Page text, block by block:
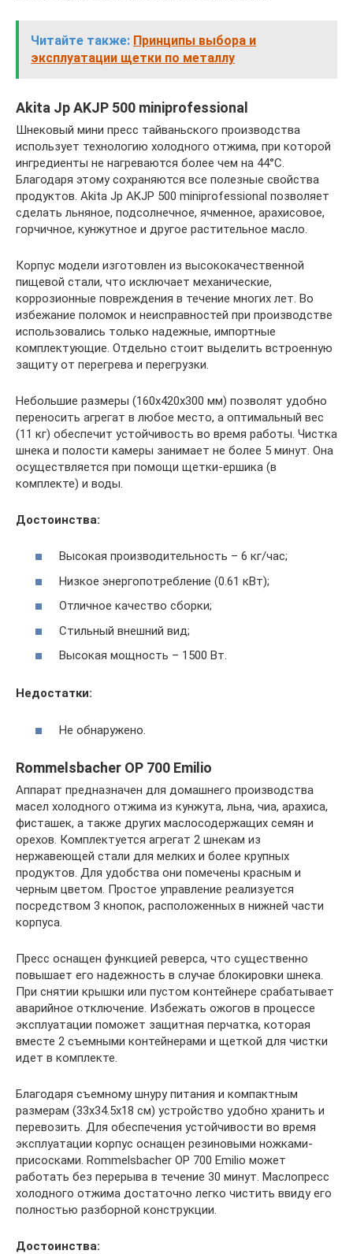
Читайте также: Принципы выбора и
эксплуатации щетки по металлу
Akita Jp AKJP 500 miniprofessional
Шнековый мини пресс тайваньского производства
использует технологию холодного отжима, при которой
ингредиенты не нагреваются более чем на 44°С.
Благодаря этому сохраняются все полезные свойства
продуктов. Akita Jp AKJP 500 miniprofessional позволяет
сделать льняное, подсолнечное, ячменное, арахисовое,
горчичное, кунжутное и другое растительное масло.
Корпус модели изготовлен из высококачественной
пищевой стали, что исключает механические,
коррозионные повреждения в течение многих лет. Во
избежание поломок и неисправностей при производстве
использовались только надежные, импортные
комплектующие. Отдельно стоит выделить встроенную
защиту от перегрева и перегрузки.
Небольшие размеры (160х420х300 мм) позволят удобно
переносить агрегат в любое место, а оптимальный вес
(11 кг) обеспечит устойчивость во время работы. Чистка
шнека и полости камеры занимает не более 5 минут. Она
осуществляется при помощи щетки-ершика (в
комплекте) и воды.
Достоинства:
Высокая производительность – 6 кг/час;
Низкое энергопотребление (0.61 кВт);
Отличное качество сборки;
Стильный внешний вид;
Высокая мощность – 1500 Вт.
Недостатки:
Не обнаружено.
Rommelsbacher OP 700 Emilio
Аппарат предназначен для домашнего производства
масел холодного отжима из кунжута, льна, чиа, арахиса,
фисташек, а также других маслосодержащих семян и
орехов. Комплектуется агрегат 2 шнекам из
нержавеющей стали для мелких и более крупных
продуктов. Для удобства они помечены красным и
черным цветом. Простое управление реализуется
посредством 3 кнопок, расположенных в нижней части
корпуса.
Пресс оснащен функцией реверса, что существенно
повышает его надежность в случае блокировки шнека.
При снятии крышки или пустом контейнере срабатывает
аварийное отключение. Избежать ожогов в процессе
эксплуатации поможет защитная перчатка, которая
вместе 2 съемными контейнерами и щеткой для чистки
идет в комплекте.
Благодаря съемному шнуру питания и компактным
размерам (33х34.5х18 см) устройство удобно хранить и
перевозить. Для обеспечения устойчивости во время
эксплуатации корпус оснащен резиновыми ножками-
присосками. Rommelsbacher OP 700 Emilio может
работать без перерыва в течение 30 минут. Маслопресс
холодного отжима достаточно легко чистить ввиду его
полностью разборной конструкции.
Достоинства: